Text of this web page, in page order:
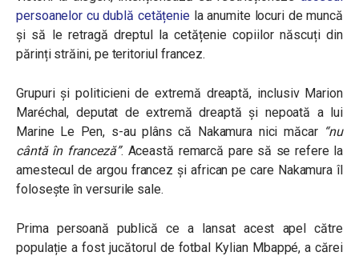
persoanelor cu dublă cetățenie la anumite locuri de muncă
și să le retragă dreptul la cetățenie copiilor născuți din
părinți străini, pe teritoriul francez.
Grupuri și politicieni de extremă dreaptă, inclusiv Marion
Maréchal, deputat de extremă dreaptă și nepoată a lui
Marine Le Pen, s-au plâns că Nakamura nici măcar “nu
cântă în franceză”. Această remarcă pare să se refere la
amestecul de argou francez și african pe care Nakamura îl
folosește în versurile sale.
Prima persoană publică ce a lansat acest apel către
populație a fost jucătorul de fotbal Kylian Mbappé, a cărei